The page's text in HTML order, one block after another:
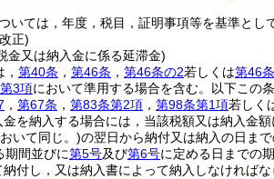
いては，年度，税目，証明事項等を基準とし
正)
金又は納入金に係る延滞金)
第40条 ， 第46条 ， 第46条の2若しくは第46
3項において準用する場合を含む。以下この
， 第67条 ， 第83条第2項 ， 第98条第1項若しく
を納入する場合には，当該税額又は納入金
いて同じ。)の翌日から納付又は納入の日ま
期間並びに第5号及び第6号に定める日までの
付し，又は納入書によって納入しなければな